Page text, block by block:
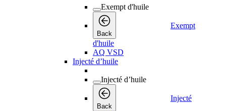
Exempt d'huile
Back
Exempt
d'huile
AQ VSD
Injecté d’huile
Injecté d’huile
Back
Injecté